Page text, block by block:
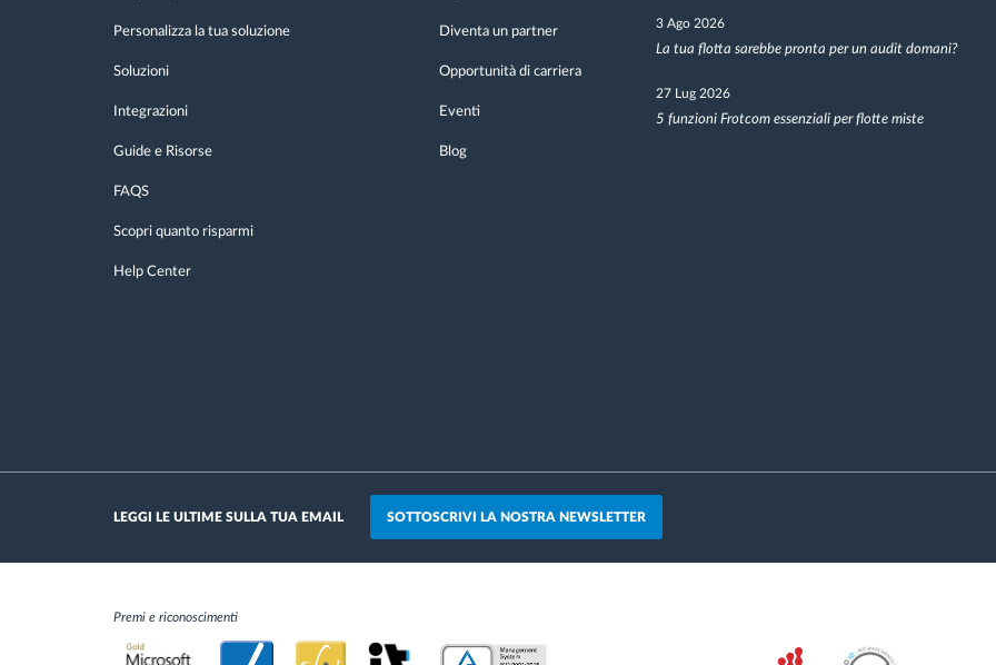
Personalizza la tua soluzione
Soluzioni
Integrazioni
Guide e Risorse
FAQS
Scopri quanto risparmi
Help Center
Diventa un partner
Opportunità di carriera
Eventi
Blog
3 Ago 2026
La tua flotta sarebbe pronta per un audit domani?
27 Lug 2026
5 funzioni Frotcom essenziali per flotte miste
LEGGI LE ULTIME SULLA TUA EMAIL SOTTOSCRIVI LA NOSTRA NEWSLETTER
Premi e riconoscimenti